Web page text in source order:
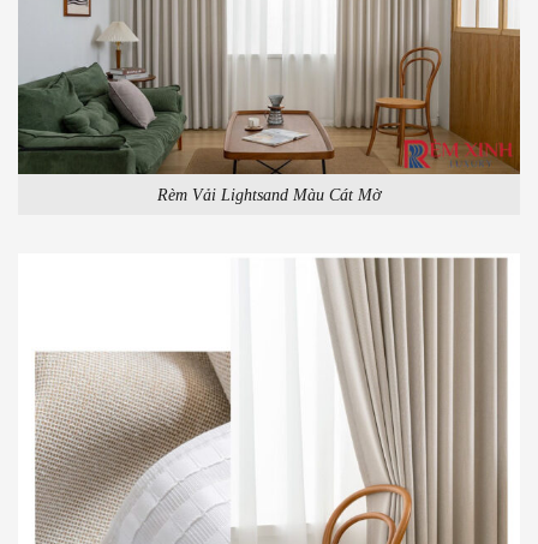
Rèm Vải Lightsand Màu Cát Mờ